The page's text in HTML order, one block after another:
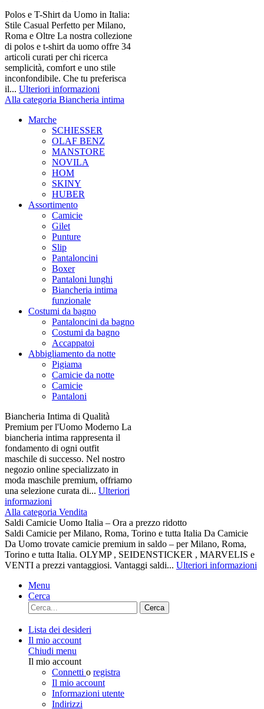
Polos e T-Shirt da Uomo in Italia:
Stile Casual Perfetto per Milano,
Roma e Oltre La nostra collezione
di polos e t-shirt da uomo offre 34
articoli curati per chi ricerca
semplicità, comfort e uno stile
inconfondibile. Che tu preferisca
il... Ulteriori informazioni
Alla categoria Biancheria intima
Marche
SCHIESSER
OLAF BENZ
MANSTORE
NOVILA
HOM
SKINY
HUBER
Assortimento
Camicie
Gilet
Punture
Slip
Pantaloncini
Boxer
Pantaloni lunghi
Biancheria intima
funzionale
Costumi da bagno
Pantaloncini da bagno
Costumi da bagno
Accappatoi
Abbigliamento da notte
Pigiama
Camicie da notte
Camicie
Pantaloni
Biancheria Intima di Qualità
Premium per l'Uomo Moderno La
biancheria intima rappresenta il
fondamento di ogni outfit
maschile di successo. Nel nostro
negozio online specializzato in
moda maschile premium, offriamo
una selezione curata di... Ulteriori
informazioni
Alla categoria Vendita
Saldi Camicie Uomo Italia – Ora a prezzo ridotto
Saldi Camicie per Milano, Roma, Torino e tutta Italia Da Camicie
Da Uomo trovate camicie premium in saldo – per Milano, Roma,
Torino e tutta Italia. OLYMP , SEIDENSTICKER , MARVELIS e
VENTI a prezzi vantaggiosi. Vantaggi saldi... Ulteriori informazioni
Menu
Cerca
Cerca
Lista dei desideri
Il mio account
Chiudi menu
Il mio account
Connetti o registra
Il mio account
Informazioni utente
Indirizzi